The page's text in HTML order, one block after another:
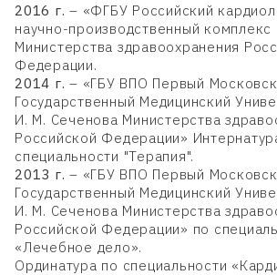
2016 г. – «ФГБУ Российский
научно-производственный комплекс
Министерства здравоохранения
Федерации.
2014 г. – «ГБУ ВПО Первый
Государственный Медицинский
И. М. Сеченова Министерства
Российской Федерации»
специальности "Терапия".
2013 г. – «ГБУ ВПО Первый
Государственный Медицинский
И. М. Сеченова Министерства
Российской Федерации» по
«Лечебное дело».
Ординатура по специальности